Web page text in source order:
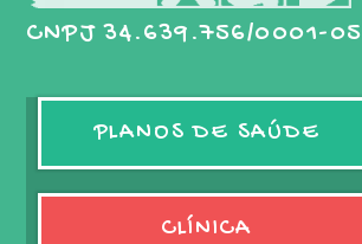
CNPJ 34.639.756/0001-05
PLANOS DE SAÚDE
CLÍNICA